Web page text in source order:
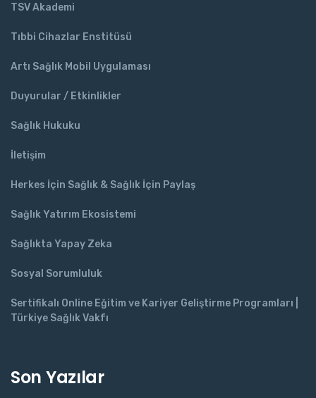
TSV Akademi
Tıbbi Cihazlar Enstitüsü
Artı Sağlık Mobil Uygulaması
Duyurular / Etkinlikler
Sağlık Hukuku
İletişim
Herkes İçin Sağlık & Sağlık İçin Paylaş
Sağlık Yatırım Ekosistemi
Sağlıkta Yapay Zeka
Sosyal Sorumluluk
Sertifikalı Online Eğitim ve Kariyer Geliştirme Programları |
Türkiye Sağlık Vakfı
Son Yazılar